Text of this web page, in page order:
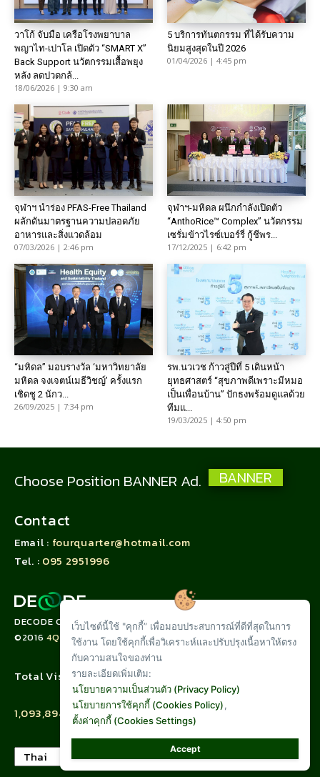
วาโก้ จับมือ เครือโรงพยาบาล
พญาไท-เปาโล เปิดตัว “SMART X”
Back Support นวัตกรรมเสื้อพยุง
หลัง ลดปวดกล้...
18/06/2026 | 9:30 am
5 บริการทันตกรรม ที่ได้รับความ
นิยมสูงสุดในปี 2026
01/04/2026 | 4:45 pm
จุฬาฯ นำร่อง PFAS-Free Thailand
ผลักดันมาตรฐานความปลอดภัย
อาหารและสิ่งแวดล้อม
07/03/2026 | 2:46 pm
จุฬาฯ-มหิดล ผนึกกำลังเปิดตัว
“AnthoRice™ Complex” นวัตกรรม
เซรั่มข้าวไรซ์เบอร์รี่ กู้ชีพร...
17/12/2025 | 6:42 pm
“มหิดล” มอบรางวัล ‘มหาวิทยาลัย
มหิดล จงเจตน์เมธีวิชญ์’ ครั้งแรก
เชิดชู 2 นักว...
26/09/2025 | 7:34 pm
รพ.นวเวช ก้าวสู่ปีที่ 5 เดินหน้า
ยุทธศาสตร์ “สุขภาพดีเพราะมีหมอ
เป็นเพื่อนบ้าน” ปักธงพร้อมดูแลด้วย
ทีมแ...
19/03/2025 | 4:50 pm
Choose Position BANNER Ad. BANNER
Contact
Email : fourquarter@hotmail.com
Tel. : 095 2951996
DECODE CORPORATION LIMITED
©20164QUARTER.CO
Total Visit :
1,093,894
เว็บไซต์นี้ใช้ "คุกกี้” เพื่อมอบประสบการณ์ที่ดีที่สุดในการ
ใช้งาน โดยใช้คุกกี้เพื่อวิเคราะห์และปรับปรุงเนื้อหาให้ตรง
กับความสนใจของท่าน
รายละเอียดเพิ่มเติม:
นโยบายความเป็นส่วนตัว (Privacy Policy)
นโยบายการใช้คุกกี้ (Cookies Policy),
ตั้งค่าคุกกี้ (Cookies Settings)
Accept